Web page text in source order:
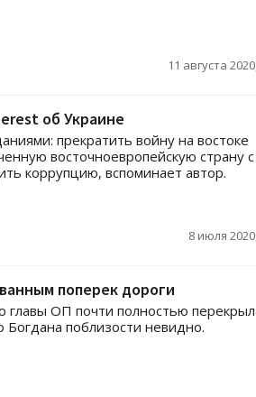
11 августа
об Украине
прекратить войну на востоке
восточноевропейскую страну с
коррупцию, вспоминает автор.
8 июля
поперек дороги
ОП почти полностью
Богдана поблизости невидно.